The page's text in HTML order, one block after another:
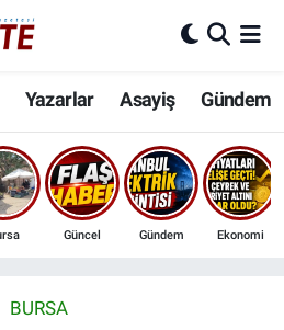
Yazarlar Asayiş Gündem
Güncel Gündem Ekonomi
BURSA